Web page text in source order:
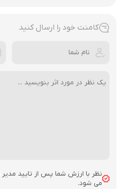
کامنت خود را ارسال کنید
نظر با ارزش شما پس از تایید
می شود.